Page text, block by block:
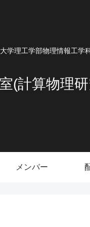
学理工学部物理情報工学
(計算物理
メンバー